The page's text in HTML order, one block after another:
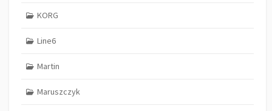
KORG
Line6
Martin
Maruszczyk